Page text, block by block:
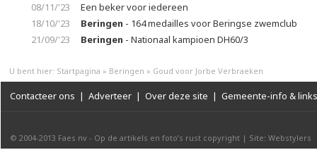
08/11/'23
Een beker voor iedereen
18/10/'23
Beringen - 164 medailles voor Beringse zwemclub
21/09/'23
Beringen - Nationaal kampioen DH60/3
U bent hier: Startpagina » Beringen » Goud voor Jorbe Verbraeken
Contacteer ons | Adverteer | Over deze site | Gemeente-info & links
© 2004-2013 Faes nv - Op de artikels en foto’s rust copyright | Site: Webstylers